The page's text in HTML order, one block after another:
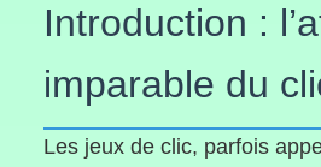
Introduction :
imparable du
Les jeux de clic, parfois